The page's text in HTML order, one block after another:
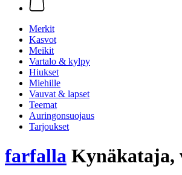
Merkit
Kasvot
Meikit
Vartalo & kylpy
Hiukset
Miehille
Vauvat & lapset
Teemat
Auringonsuojaus
Tarjoukset
farfalla Kynäkataja,